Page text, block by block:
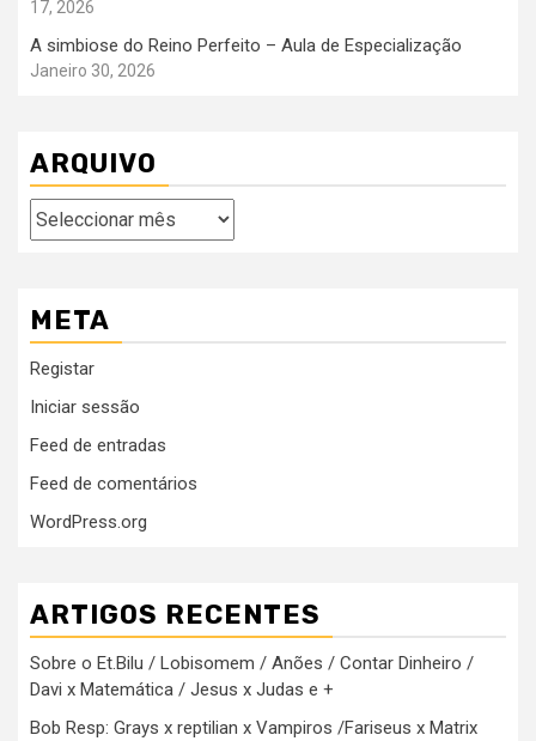
17, 2026
A simbiose do Reino Perfeito – Aula de Especialização
Janeiro 30, 2026
ARQUIVO
Arquivo
META
Registar
Iniciar sessão
Feed de entradas
Feed de comentários
WordPress.org
ARTIGOS RECENTES
Sobre o Et.Bilu / Lobisomem / Anões / Contar Dinheiro /
Davi x Matemática / Jesus x Judas e +
Bob Resp: Grays x reptilian x Vampiros /Fariseus x Matrix